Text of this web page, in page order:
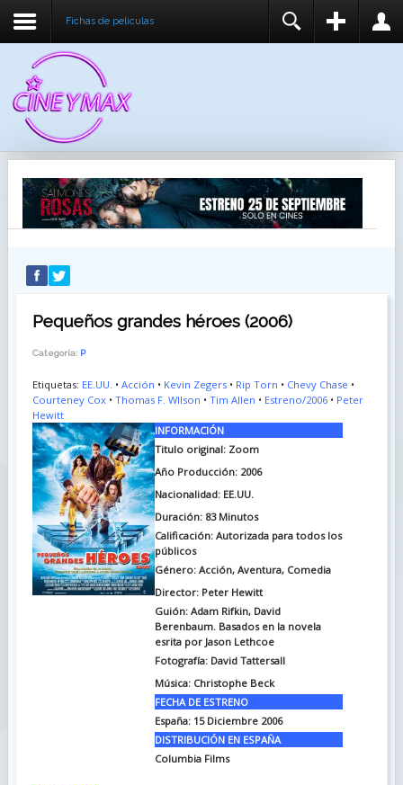
Fichas de peliculas
RECUÉRDEME
IDENTIFICARSE
REGISTER
Pequeños grandes héroes (2006)
Categoría: P
Etiquetas: EE.UU. • Acción • Kevin Zegers• Rip Torn • Chevy Chase •
Courteney Cox• Thomas F. WIlson • Tim Allen • Estreno/2006• Peter
Hewitt
INFORMACIÓN
Titulo original: Zoom
Año Producción: 2006
Nacionalidad: EE.UU.
Duración: 83 Minutos
Calificación: Autorizada para todos los
públicos
Género: Acción, Aventura, Comedia
Director: Peter Hewitt
Guión: Adam Rifkin, David
Berenbaum. Basados en la novela
esrita por Jason Lethcoe
Fotografía: David Tattersall
Música: Christophe Beck
FECHA DE ESTRENO
España: 15 Diciembre 2006
DISTRIBUCIÓN EN ESPAÑA
Columbia Films